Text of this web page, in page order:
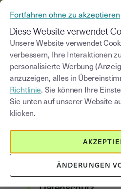
Allgemeine
Fortfahren ohne zu akzeptieren
Diese Website verwendet
Unsere Website verwendet
verbessern, Ihre Interaktionen
personalisierte Werbung
anzuzeigen, alles in
Richtlinie. Sie können Ihre
Sie unten auf unserer Website
klicken.
ÄNDERUNGEN